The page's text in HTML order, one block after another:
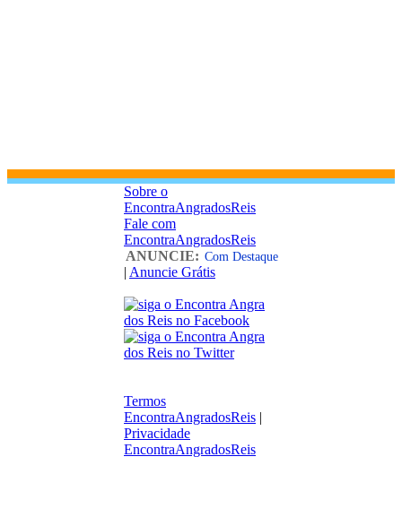
Sobre o
EncontraAngradosReis
Fale com
EncontraAngradosReis
ANUNCIE: Com Destaque
| Anuncie Grátis
Termos
EncontraAngradosReis |
Privacidade
EncontraAngradosReis